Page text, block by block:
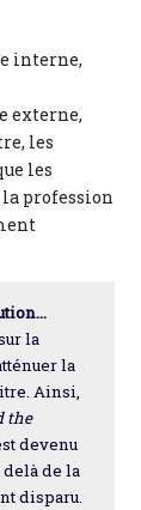
interne,
externe,
les
les
profession
la
la
Ainsi,
the
devenu
delà de la
disparu.